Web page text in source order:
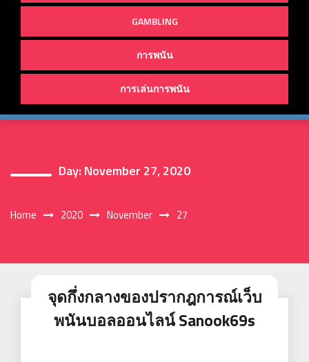
GAMBLING
การพนัน
การเล่นการพนัน
Day: November 27, 2020
Home 2020 November 27
จุดกึ่งกลางของปรากฎการณ์เว็บ
พนันบอลออนไลน์ Sanook69s